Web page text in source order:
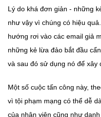
Lý do khá đơn giản - những
như vậy vì chúng có hiệu
hướng rơi vào các email giả
những kẻ lừa đảo bắt đầu
và sau đó sử dụng nó để xây
Một số cuộc tấn công này,
vì tội phạm mạng có thể dễ
của nhân viên cũng như